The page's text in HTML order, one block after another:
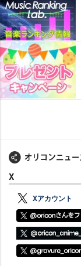
X
Xアカウント